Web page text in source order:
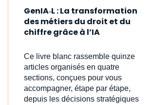
GenIA‑L : La transformation
des métiers du droit et du
chiffre grâce à l’IA
Ce livre blanc rassemble quinze
articles organisés en quatre
sections, conçues pour vous
accompagner, étape par étape,
depuis les décisions stratégiques